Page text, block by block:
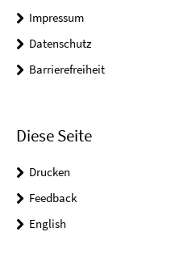
Impressum
Datenschutz
Barrierefreiheit
Diese Seite
Drucken
Feedback
English